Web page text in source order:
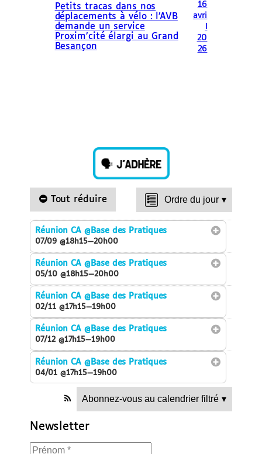
Petits tracas dans nos
déplacements à vélo : l’AVB
demande un service
Proxim’cité élargi au Grand
Besançon
16
avri
20
26
Tout réduire Ordre du jour ▾
Réunion CA@Base des Pratiques
07/09 @18h15—20h00
Réunion CA@Base des Pratiques
05/10 @18h15—20h00
Réunion CA@Base des Pratiques
02/11 @17h15—19h00
Réunion CA@Base des Pratiques
07/12 @17h15—19h00
Réunion CA@Base des Pratiques
04/01 @17h15—19h00
Abonnez-vous au calendrier filtré ▾
Newsletter